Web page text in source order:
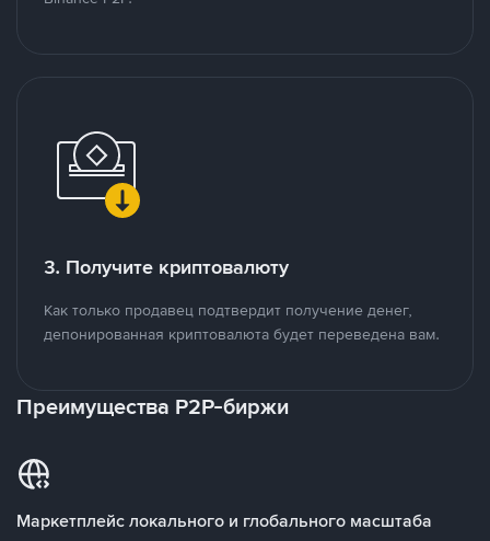
3. Получите криптовалюту
Как только продавец подтвердит получение денег,
депонированная криптовалюта будет переведена вам.
Преимущества P2P-биржи
Маркетплейс локального и глобального масштаба